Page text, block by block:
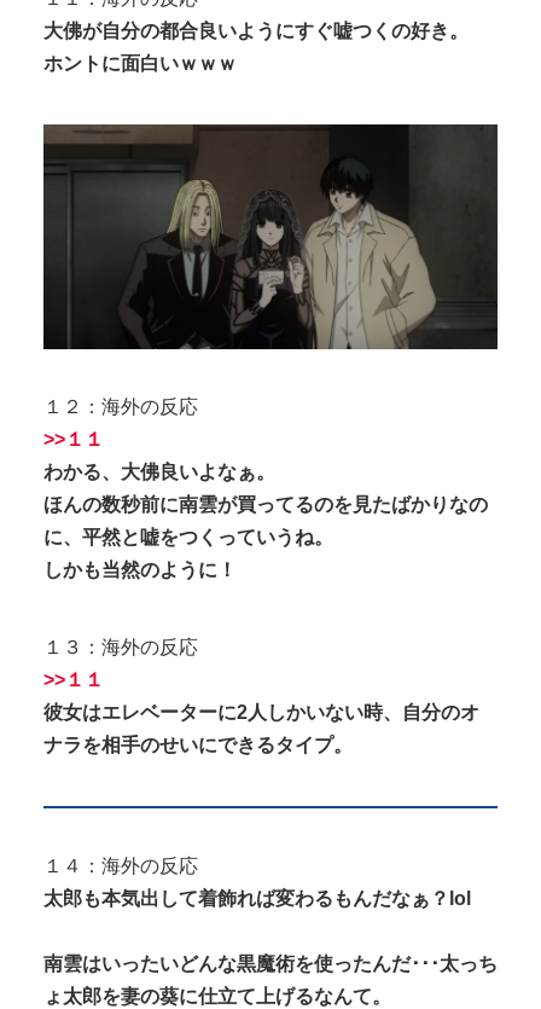
大佛が自分の都合良いようにすぐ嘘つくの好き。
ホントに面白いｗｗｗ
１２：海外の反応
>>１１
わかる、大佛良いよなぁ。
ほんの数秒前に南雲が買ってるのを見たばかりなの
に、平然と嘘をつくっていうね。
しかも当然のように！
１３：海外の反応
>>１１
彼女はエレベーターに2人しかいない時、自分のオ
ナラを相手のせいにできるタイプ。
１４：海外の反応
太郎も本気出して着飾れば変わるもんだなぁ？lol
南雲はいったいどんな黒魔術を使ったんだ･･･太っち
ょ太郎を妻の葵に仕立て上げるなんて。